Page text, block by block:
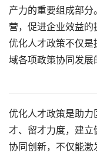
产力的重要组成部
营，促进企业效益的
优化人才政策不仅
域各项政策协同发展
优化人才政策是助力
才、留才力度，建
协同创新，不仅能